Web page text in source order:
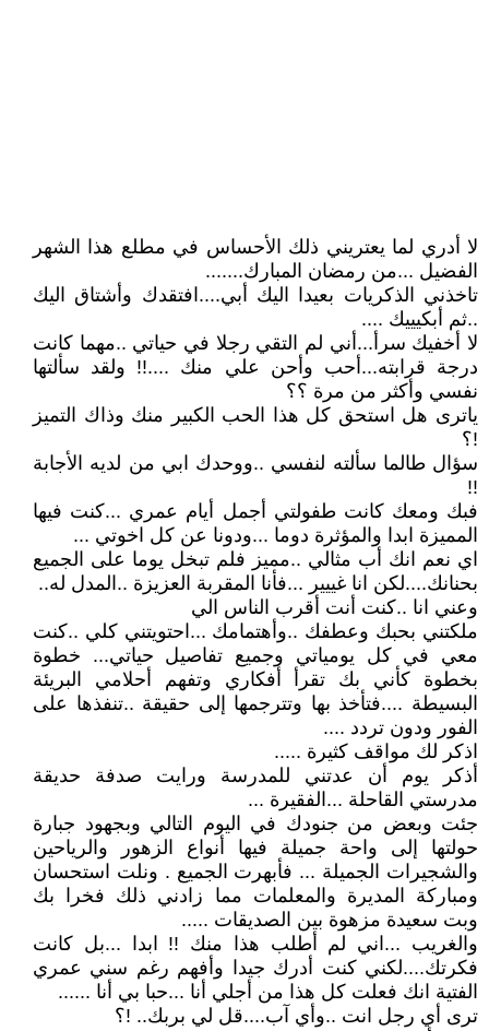
لا أدري لما يعتريني ذلك الأحساس في مطلع هذا الشهر
الفضيل ...من رمضان المبارك.......
تاخذني الذكريات بعيدا اليك أبي....افتقدك وأشتاق اليك
..ثم أبكيييك ....
لا أخفيك سرأ...أني لم التقي رجلا في حياتي ..مهما كانت
درجة قرابته...أحب وأحن علي منك ....!! ولقد سألتها
نفسي وأكثر من مرة ؟؟
ياترى هل استحق كل هذا الحب الكبير منك وذاك التميز
!؟
سؤال طالما سألته لنفسي ..ووحدك ابي من لديه الأجابة
!!
فبك ومعك كانت طفولتي أجمل أيام عمري ...كنت فيها
المميزة ابدا والمؤثرة دوما ...ودونا عن كل اخوتي ...
اي نعم انك أب مثالي ..مميز فلم تبخل يوما على الجميع
بحنانك....لكن انا غييير ...فأنا المقربة العزيزة ..المدل له..
وعني انا ..كنت أنت أقرب الناس الي
ملكتني بحبك وعطفك ..وأهتمامك ...احتويتني كلي ..كنت
معي في كل يومياتي وجميع تفاصيل حياتي... خطوة
بخطوة كأني بك تقرأ أفكاري وتفهم أحلامي البريئة
البسيطة ....فتأخذ بها وتترجمها إلى حقيقة ..تنفذها على
الفور ودون تردد ....
اذكر لك مواقف كثيرة .....
أذكر يوم أن عدتني للمدرسة ورايت صدفة حديقة
مدرستي القاحلة ...الفقيرة ...
جئت وبعض من جنودك في اليوم التالي وبجهود جبارة
حولتها إلى واحة جميلة فيها أنواع الزهور والرياحين
والشجيرات الجميلة ... فأبهرت الجميع . ونلت استحسان
ومباركة المديرة والمعلمات مما زادني ذلك فخرا بك
وبت سعيدة مزهوة بين الصديقات .....
والغريب ...اني لم أطلب هذا منك !! ابدا ...بل كانت
فكرتك....لكني كنت أدرك جيدا وأفهم رغم سني عمري
الفتية انك فعلت كل هذا من أجلي أنا ...حبا بي أنا ......
ترى أي رجل انت ..وأي آب....قل لي بربك.. !؟